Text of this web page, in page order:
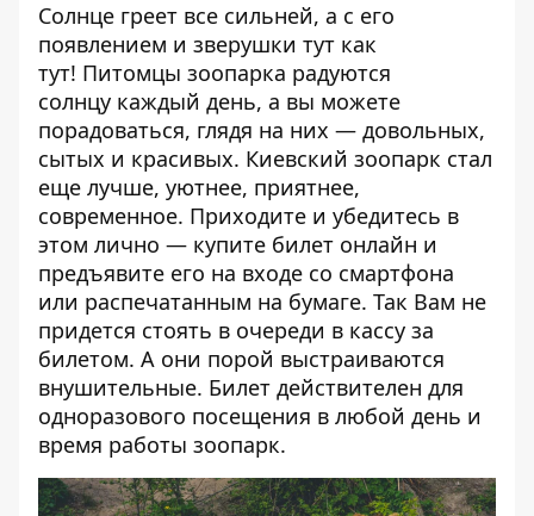
Солнце греет все сильней, а с его
появлением и зверушки тут как
тут! Питомцы зоопарка радуются
солнцу каждый день, а вы можете
порадоваться, глядя на них — довольных,
сытых и красивых. Киевский зоопарк стал
еще лучше, уютнее, приятнее,
современное. Приходите и убедитесь в
этом лично — купите билет онлайн и
предъявите его на входе со смартфона
или распечатанным на бумаге. Так Вам не
придется стоять в очереди в кассу за
билетом. А они порой выстраиваются
внушительные. Билет действителен для
одноразового посещения в любой день и
время работы зоопарк.